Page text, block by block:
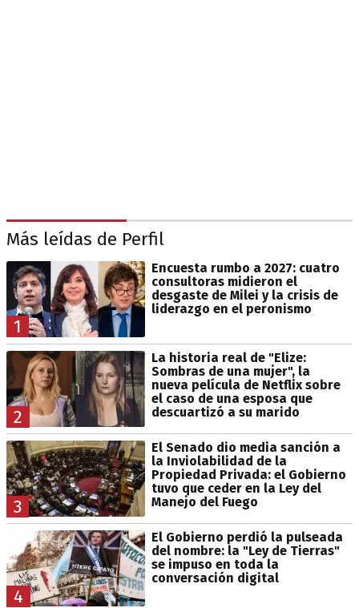
Más leídas de Perfil
1
Encuesta rumbo a 2027: cuatro
consultoras midieron el
desgaste de Milei y la crisis de
liderazgo en el peronismo
2
La historia real de "Elize:
Sombras de una mujer", la
nueva película de Netflix sobre
el caso de una esposa que
descuartizó a su marido
3
El Senado dio media sanción a
la Inviolabilidad de la
Propiedad Privada: el Gobierno
tuvo que ceder en la Ley del
Manejo del Fuego
4
El Gobierno perdió la pulseada
del nombre: la "Ley de Tierras"
se impuso en toda la
conversación digital